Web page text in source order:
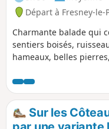
Départ à Fresney-le-
Charmante balade qui
sentiers boisés,
hameaux, belles
Très agréable à faire du
la végétation se
elle délivre ses parures
rouges. Mis à part la
Sur les